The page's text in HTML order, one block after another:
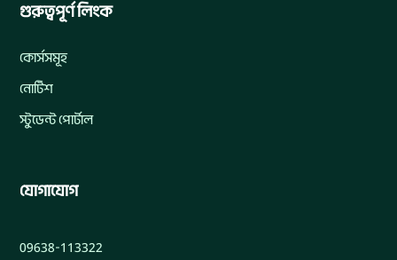
গুরুত্বপূর্ণ লিংক
কোর্সসমূহ
নোটিশ
স্টুডেন্ট পোর্টাল
যোগাযোগ
09638-113322